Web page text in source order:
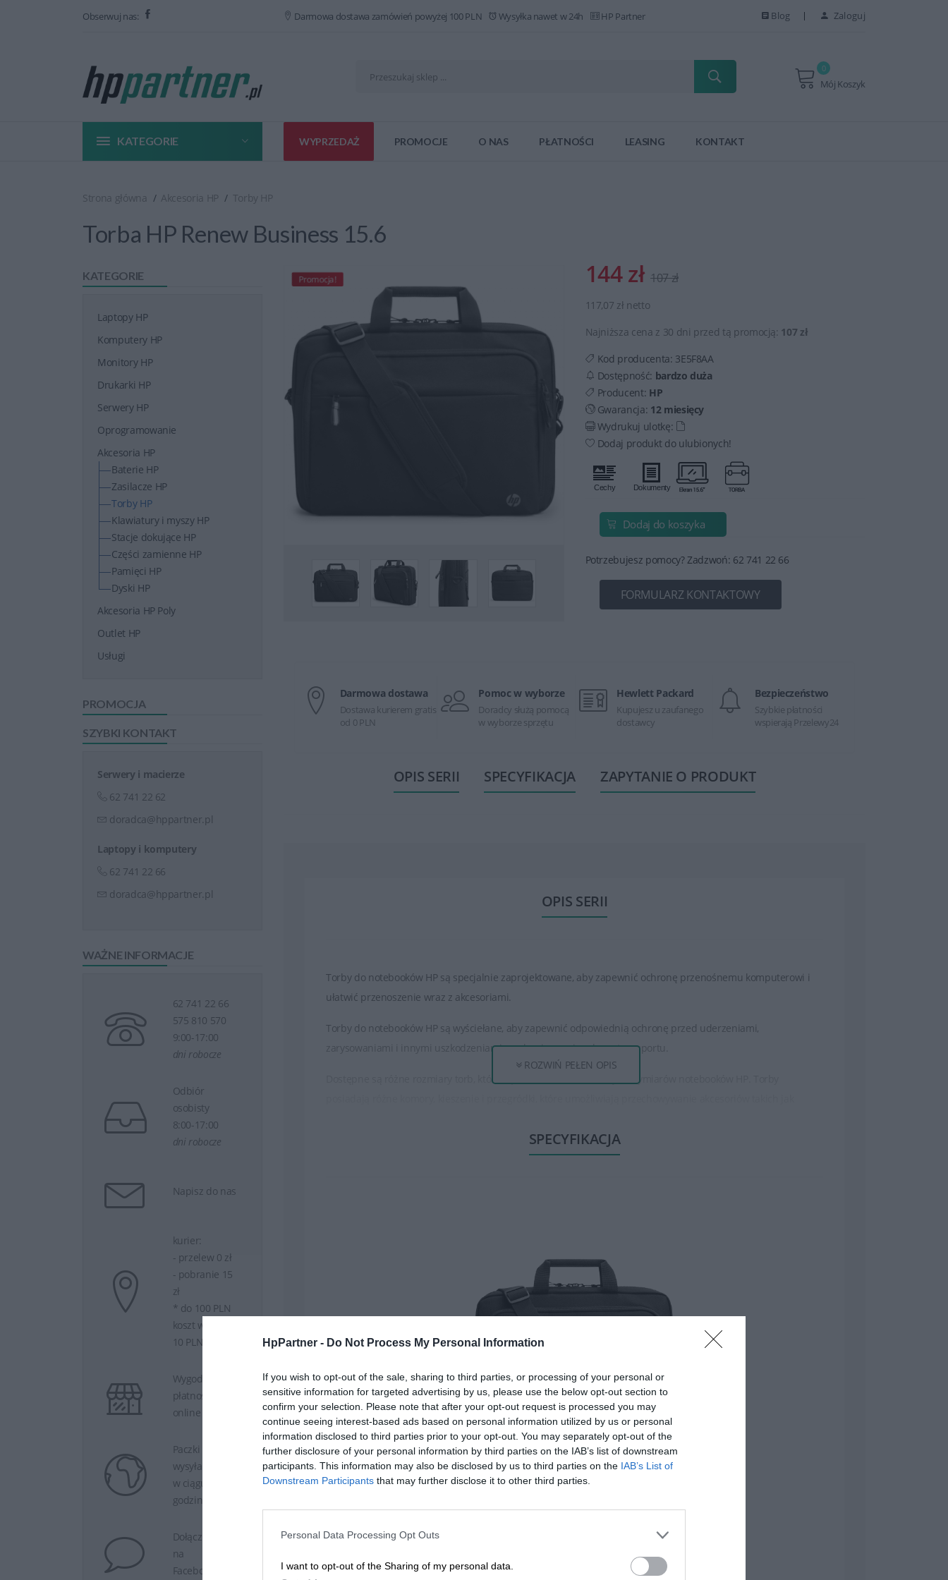
HpPartner - Do Not Process My Personal Information
If you wish to opt-out of the sale, sharing to third parties, or processing of your personal or
sensitive information for targeted advertising by us, please use the below opt-out section to
confirm your selection. Please note that after your opt-out request is processed you may
continue seeing interest-based ads based on personal information utilized by us or personal
information disclosed to third parties prior to your opt-out. You may separately opt-out of the
further disclosure of your personal information by third parties on the IAB’s list of downstream
participants. This information may also be disclosed by us to third parties on the IAB’s List of
Downstream Participants that may further disclose it to other third parties.
Personal Data Processing Opt Outs
I want to opt-out of the Sharing of my personal data.
Obserwuj nas: Darmowa dostawa zamówień powyżej 100 PLN Wysyłka nawet w 24h HP Partner Blog Zaloguj
Mój Koszyk
0
KATEGORIE WYPRZEDAŻ PROMOCJE O NAS PŁATNOŚCI LEASING KONTAKT
Strona główna Akcesoria HP Torby HP
Torba HP Renew Business 15.6
KATEGORIE
Laptopy HP
Komputery HP
Monitory HP
Drukarki HP
Serwery HP
Oprogramowanie
Akcesoria HP
Baterie HP
Zasilacze HP
Torby HP
Klawiatury i myszy HP
Stacje dokujące HP
Części zamienne HP
Pamięci HP
Dyski HP
Akcesoria HP Poly
Outlet HP
Usługi
PROMOCJA
SZYBKI KONTAKT
Serwery i macierze
62 741 22 62
doradca@hppartner.pl
Laptopy i komputery
62 741 22 66
doradca@hppartner.pl
WAŻNE INFORMACJE
62 741 22 66
575 810 570
9:00-17:00
dni robocze
Odbiór
osobisty
8:00-17:00
dni robocze
Napisz do nas
kurier:
- przelew 0 zł
- pobranie 15
zł
* do 100 PLN
koszt wysyłki
10 PLN
Wygodne
płatności
online
Paczki
wysyłamy
w ciągu 24
godzin.
Dołącz do nas
na
Facebooku.
Promocja! 144 zł 107 zł
117,07 zł netto
Najniższa cena z 30 dni przed tą promocją: 107 zł
Kod producenta: 3E5F8AA
Dostępność: bardzo duża
Producent: HP
Gwarancja: 12 miesięcy
Wydrukuj ulotkę:
Dodaj produkt do ulubionych!
Dodaj do koszyka
Potrzebujesz pomocy? Zadzwoń: 62 741 22 66
FORMULARZ KONTAKTOWY
Darmowa dostawa
Dostawa kurierem gratis
od 0 PLN
Pomoc w wyborze
Doradcy służą pomocą
w wyborze sprzętu
Hewlett Packard
Kupujesz u zaufanego
dostawcy
Bezpieczeństwo
Szybkie płatności
wspierają Przelewy24
OPIS SERII SPECYFIKACJA ZAPYTANIE O PRODUKT
OPIS SERII
Torby do notebooków HP są specjalnie zaprojektowane, aby zapewnić ochronę przenośnemu komputerowi i
ułatwić przenoszenie wraz z akcesoriami.
Torby do notebooków HP są wyściełane, aby zapewnić odpowiednią ochronę przed uderzeniami,
zarysowaniami i innymi uszkodzeniami mechanicznymi podczas transportu.
Torby do notebooków HP są wykonane z trwałych i wytrzymałych materiałów, które zapewniają ochronę
Torby do notebooków HP są dedykowanymi akcesoriami, które zapewniają ochronę i ułatwiają przenoszenie
przenośnych komputerów tej marki. Dzięki różnorodności modeli i rozmiarów, można wybrać torbę
odpowiednią do konkretnego laptopa, spełniając swoje potrzeby zarówno pod względem ochrony, jak i
ROZWIŃ PEŁEN OPIS
SPECYFIKACJA